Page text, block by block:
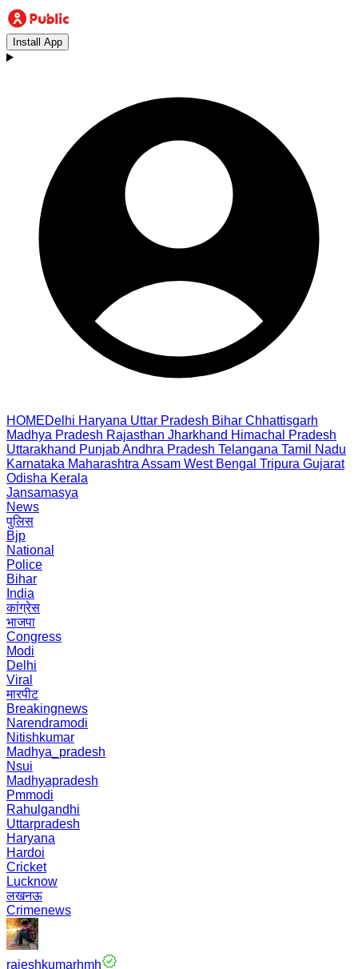
Install App
HOMEDelhi Haryana Uttar Pradesh Bihar Chhattisgarh
Madhya Pradesh Rajasthan Jharkhand Himachal Pradesh
Uttarakhand PunjabAndhra Pradesh Telangana Tamil Nadu
Karnataka Maharashtra Assam West Bengal Tripura Gujarat
Odisha Kerala
Jansamasya
News
पुलिस
Bjp
National
Police
Bihar
India
कांग्रेस
भाजपा
Congress
Modi
Delhi
Viral
मारपीट
Breakingnews
Narendramodi
Nitishkumar
Madhya_pradesh
Nsui
Madhyapradesh
Pmmodi
Rahulgandhi
Uttarpradesh
Haryana
Hardoi
Cricket
Lucknow
लखनऊ
Crimenews
rajeshkumarhmh